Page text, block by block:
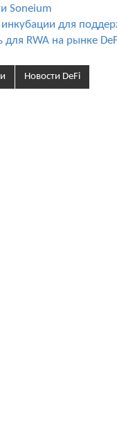
Soneium
для
для RWA на рынке
Новости DeFi